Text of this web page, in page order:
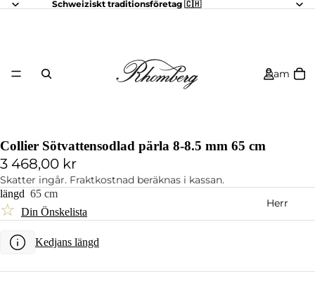
Schweiziskt traditionsföretag 🇨🇭
Dam
Herr
Collier Sötvattensodlad pärla 8-8.5 mm 65 cm
3 468,00 kr
Skatter ingår. Fraktkostnad beräknas i kassan.
längd 65 cm
☆ Din Önskelista
Kedjans längd